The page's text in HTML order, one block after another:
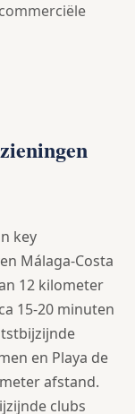
key
Málaga-Costa
12 kilometer
15-20 minuten
en Playa de
afstand.
clubs